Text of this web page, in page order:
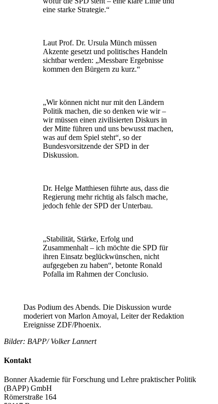
eine starke Strategie.“
Laut Prof. Dr. Ursula Münch müssen
Akzente gesetzt und politisches Handeln
sichtbar werden: „Messbare Ergebnisse
kommen den Bürgern zu kurz.“
„Wir können nicht nur mit den Ländern
Politik machen, die so denken wie wir –
wir müssen einen zivilisierten Diskurs in
der Mitte führen und uns bewusst machen,
was auf dem Spiel steht“, so der
Bundesvorsitzende der SPD in der
Diskussion.
Dr. Helge Matthiesen führte aus, dass die
Regierung mehr richtig als falsch mache,
jedoch fehle der SPD der Unterbau.
„Stabilität, Stärke, Erfolg und
Zusammenhalt – ich möchte die SPD für
ihren Einsatz beglückwünschen, nicht
aufgegeben zu haben“, betonte Ronald
Pofalla im Rahmen der Conclusio.
Das Podium des Abends. Die Diskussion wurde
moderiert von Marlon Amoyal, Leiter der Redaktion
Ereignisse ZDF/Phoenix.
Bilder: BAPP/ Volker Lannert
Kontakt
Bonner Akademie für Forschung und Lehre praktischer Politik
(BAPP) GmbH
Römerstraße 164